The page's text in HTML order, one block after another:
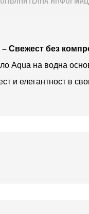
Свежест без
Aqua на водна
и елегантност в